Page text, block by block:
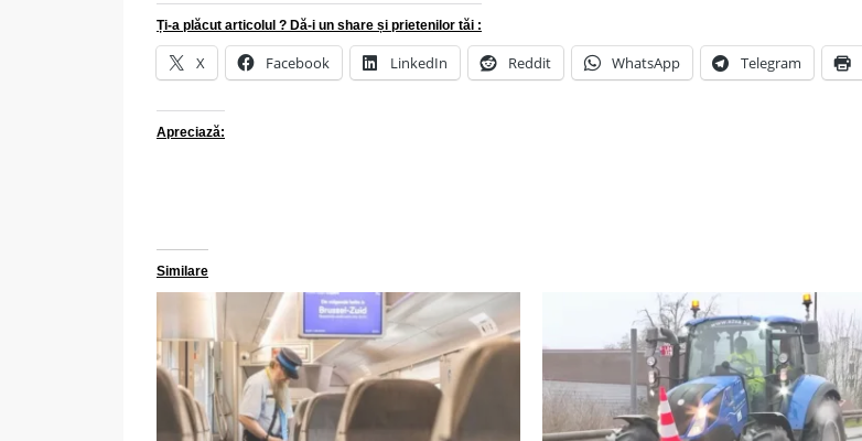
Ți-a plăcut articolul ? Dă-i un share și prietenilor tăi :
X Facebook LinkedIn Reddit WhatsApp Telegram
Apreciază:
Similare